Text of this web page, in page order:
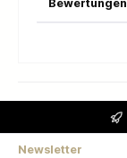
Bewertungen
Newsletter